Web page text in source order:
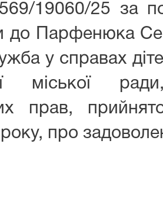
19060/25 за
до Парфенюка
у справах
міської
прав,
про